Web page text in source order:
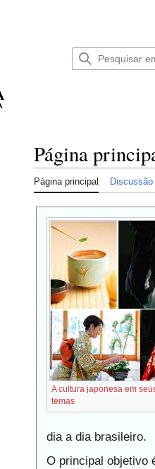
Página
Página principal Discussão
A cultura japonesa em
temas
dia a dia brasileiro.
O principal objetivo